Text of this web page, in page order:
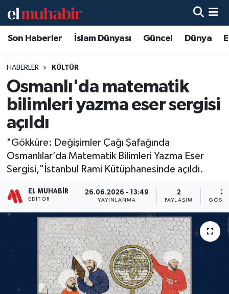
Son Haberler İslam Dünyası Güncel Dünya
HABERLER KÜLTÜR
Osmanlı'da matematik
bilimleri yazma eser sergisi
açıldı
"Gökküre: Değişimler Çağı Şafağında
Osmanlılar’da Matematik Bilimleri Yazma Eser
Sergisi,"İstanbul Rami Kütüphanesinde açıldı.
EL MUHABIR
EDITÖR
26.06.2026 - 13:49
YAYINLANMA
2
PAYLAŞIM
21
Hava Durumu
Trafik Durumu
Süper Lig Puan Durumu ve Fikstür
Tüm Manşetler
Son Dakika Haberleri
Haber Arşivi